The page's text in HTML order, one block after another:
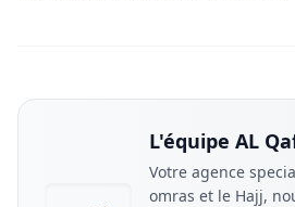
L'équipe AL
Votre agence
omras et le Hajj,